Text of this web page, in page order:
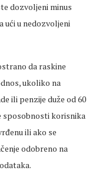
dozvoljeni minus
ući u nedozvoljeni
da raskine
ukoliko na
ili penzije duže od 60
sposobnosti korisnika
ili ako se
odobreno na